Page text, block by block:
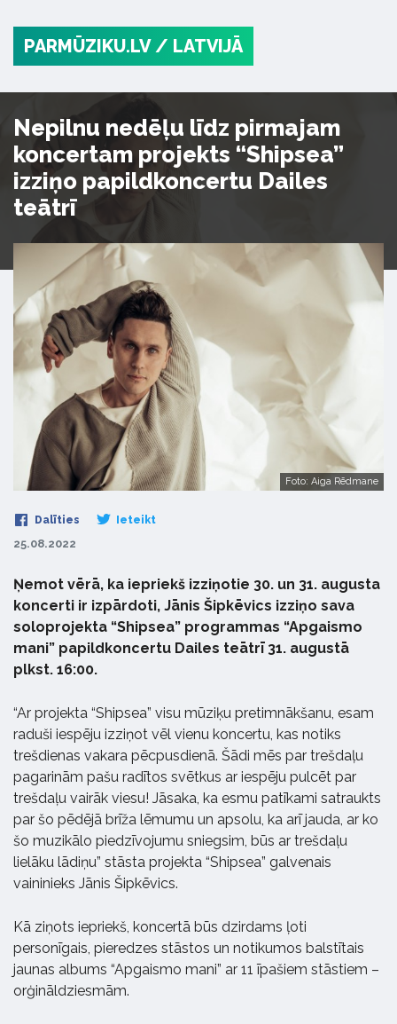
PARMŪZIKU.LV / LATVIJĀ
Nepilnu nedēļu līdz pirmajam
koncertam projekts “Shipsea”
izziņo papildkoncertu Dailes
teātrī
Foto: Aiga Rēdmane
Dalīties Ieteikt
25.08.2022
Ņemot vērā, ka iepriekš izziņotie 30. un 31. augusta
koncerti ir izpārdoti, Jānis Šipkēvics izziņo sava
soloprojekta “Shipsea” programmas “Apgaismo
mani” papildkoncertu Dailes teātrī 31. augustā
plkst. 16:00.
“Ar projekta “Shipsea” visu mūziķu pretimnākšanu, esam
raduši iespēju izziņot vēl vienu koncertu, kas notiks
trešdienas vakara pēcpusdienā. Šādi mēs par trešdaļu
pagarinām pašu radītos svētkus ar iespēju pulcēt par
trešdaļu vairāk viesu! Jāsaka, ka esmu patīkami satraukts
par šo pēdējā brīža lēmumu un apsolu, ka arī jauda, ar ko
šo muzikālo piedzīvojumu sniegsim, būs ar trešdaļu
lielāku lādiņu” stāsta projekta “Shipsea” galvenais
vaininieks Jānis Šipkēvics.
Kā ziņots iepriekš, koncertā būs dzirdams ļoti
personīgais, pieredzes stāstos un notikumos balstītais
jaunas albums “Apgaismo mani” ar 11 īpašiem stāstiem –
orģināldziesmām.